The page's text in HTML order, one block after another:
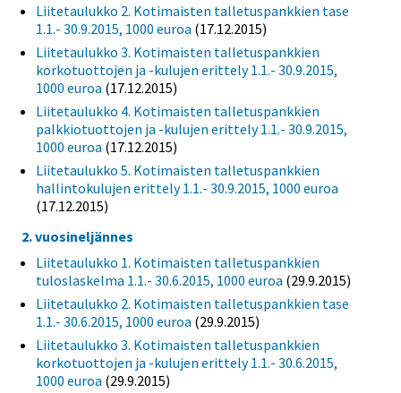
Liitetaulukko 2. Kotimaisten talletuspankkien tase
1.1.- 30.9.2015, 1000 euroa (17.12.2015)
Liitetaulukko 3. Kotimaisten talletuspankkien
korkotuottojen ja -kulujen erittely 1.1.- 30.9.2015,
1000 euroa (17.12.2015)
Liitetaulukko 4. Kotimaisten talletuspankkien
palkkiotuottojen ja -kulujen erittely 1.1.- 30.9.2015,
1000 euroa (17.12.2015)
Liitetaulukko 5. Kotimaisten talletuspankkien
hallintokulujen erittely 1.1.- 30.9.2015, 1000 euroa
(17.12.2015)
2. vuosineljännes
Liitetaulukko 1. Kotimaisten talletuspankkien
tuloslaskelma 1.1.- 30.6.2015, 1000 euroa (29.9.2015)
Liitetaulukko 2. Kotimaisten talletuspankkien tase
1.1.- 30.6.2015, 1000 euroa (29.9.2015)
Liitetaulukko 3. Kotimaisten talletuspankkien
korkotuottojen ja -kulujen erittely 1.1.- 30.6.2015,
1000 euroa (29.9.2015)